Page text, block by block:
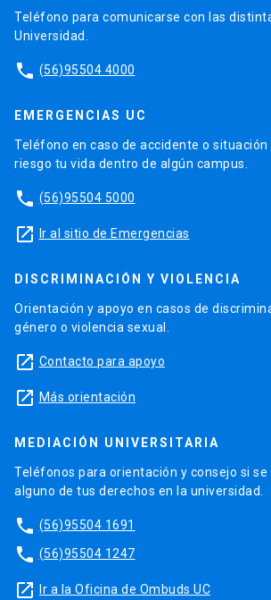
Teléfono para comunicarse con las
Universidad.
phone (56)95504 4000
EMERGENCIAS UC
Teléfono en caso de accidente o situación
riesgo tu vida dentro de algún campus.
phone (56)95504 5000
launch Ir al sitio de Emergencias
DISCRIMINACIÓN Y VIOLENCIA
Orientación y apoyo en casos de
género o violencia sexual.
launch Contacto para apoyo
launch Más orientación
MEDIACIÓN UNIVERSITARIA
Teléfonos para orientación y consejo si se
alguno de tus derechos en la universidad.
phone (56)95504 1691
phone (56)95504 1247
launch Ir a la Oficina de Ombuds UC